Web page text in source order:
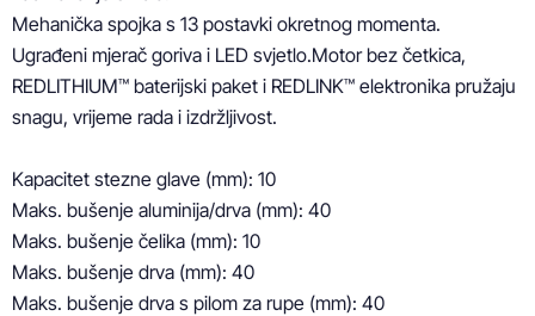
Mehanička spojka s 13 postavki okretnog momenta.
Ugrađeni mjerač goriva i LED svjetlo.Motor bez četkica,
REDLITHIUM™ baterijski paket i REDLINK™ elektronika pružaju
snagu, vrijeme rada i izdržljivost.
Kapacitet stezne glave (mm): 10
Maks. bušenje aluminija/drva (mm): 40
Maks. bušenje čelika (mm): 10
Maks. bušenje drva (mm): 40
Maks. bušenje drva s pilom za rupe (mm): 40